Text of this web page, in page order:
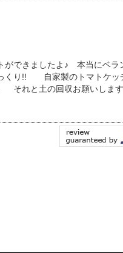
ができましたよ♪ 本当にベラ
くり!! 自家製のトマトケッ
それと土の回収お願いします